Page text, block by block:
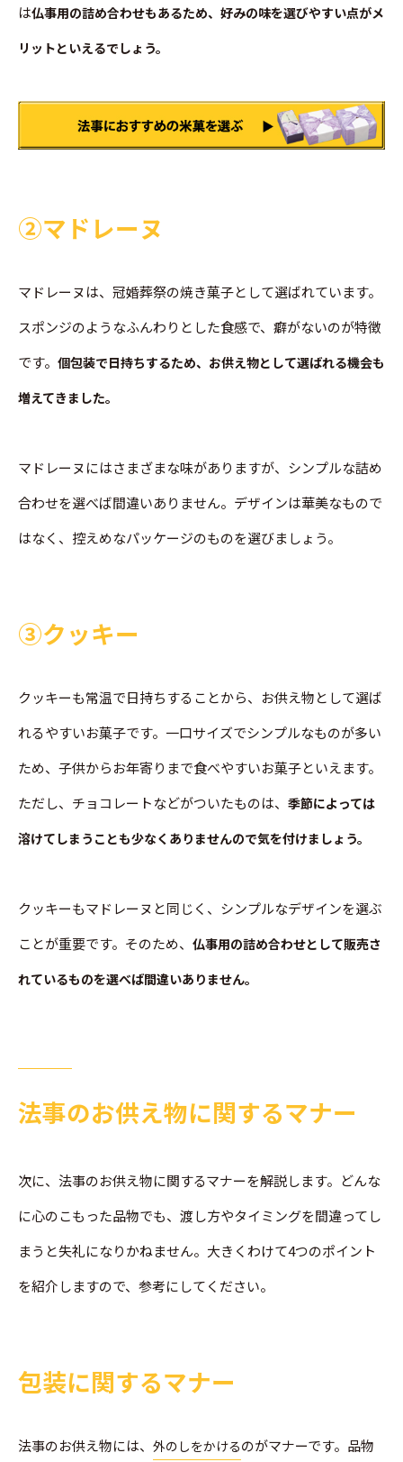
は仏事用の詰め合わせもあるため、好みの味を選びやすい点がメ
リットといえるでしょう。
➁マドレーヌ
マドレーヌは、冠婚葬祭の焼き菓子として選ばれています。
スポンジのようなふんわりとした食感で、癖がないのが特徴
です。 個包装で日持ちするため、お供え物として選ばれる機会も
増えてきました。
マドレーヌにはさまざまな味がありますが、シンプルな詰め
合わせを選べば間違いありません。デザインは華美なもので
はなく、控えめなパッケージのものを選びましょう。
➂クッキー
クッキーも常温で日持ちすることから、お供え物として選ば
れるやすいお菓子です。一口サイズでシンプルなものが多い
ため、子供からお年寄りまで食べやすいお菓子といえます。
ただし、チョコレートなどがついたものは、 季節によっては
溶けてしまうことも少なくありませんので気を付けましょう。
クッキーもマドレーヌと同じく、シンプルなデザインを選ぶ
ことが重要です。そのため、 仏事用の詰め合わせとして販売さ
れているものを選べば間違いありません。
法事のお供え物に関するマナー
次に、法事のお供え物に関するマナーを解説します。どんな
に心のこもった品物でも、渡し方やタイミングを間違ってし
まうと失礼になりかねません。大きくわけて4つのポイント
を紹介しますので、参考にしてください。
包装に関するマナー
法事のお供え物には、 外のしをかけるのがマナーです。品物